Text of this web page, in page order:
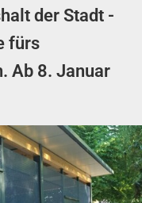
der Stadt -
fürs
Ab 8. Januar